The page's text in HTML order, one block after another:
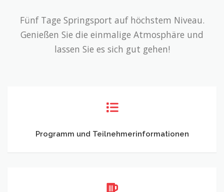
Fünf Tage Springsport auf höchstem Niveau.
Genießen Sie die einmalige Atmosphäre und
lassen Sie es sich gut gehen!
Programm und Teilnehmerinformationen